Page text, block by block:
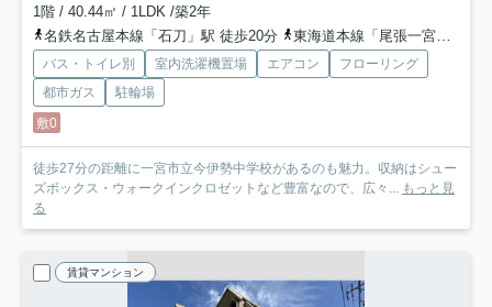
1階 / 40.44㎡ / 1LDK /築2年
名鉄名古屋本線「石刀」駅 徒歩20分
東海道本線「尾張一宮」駅 バス7分 「名鉄」 停歩17分
バス・トイレ別 室内洗濯機置場 エアコン
フローリング
都市ガス
駐輪場
敷0
徒歩27分の距離に一宮市立今伊勢中学校があるのも魅力。収納はシュー
ズボックス・ウォークインクロゼットなど豊富なので、広々...
もっと見
る
賃貸マンション